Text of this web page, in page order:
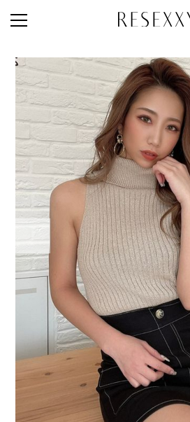
STAFF STYLE
NEWS
MAGAZINE
LOOK BOOK
NEW ARRIVAL
RANKING
STYLE PHOTO
ACCOUNT
SHOP LIST
CONCEPT
ONLINE STORE
COMPANY
CONTACT